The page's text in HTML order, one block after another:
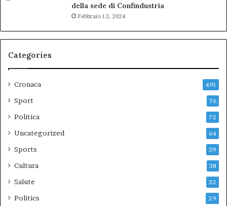
della sede di Confindustria
Febbraio 13, 2024
Categories
Cronaca 491
Sport 76
Politica 72
Uncategorized 64
Sports 39
Cultura 38
Salute 32
Politics 29